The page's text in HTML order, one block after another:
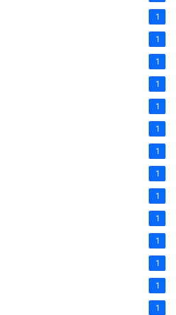
1
1
1
1
1
1
1
1
1
1
1
1
1
1